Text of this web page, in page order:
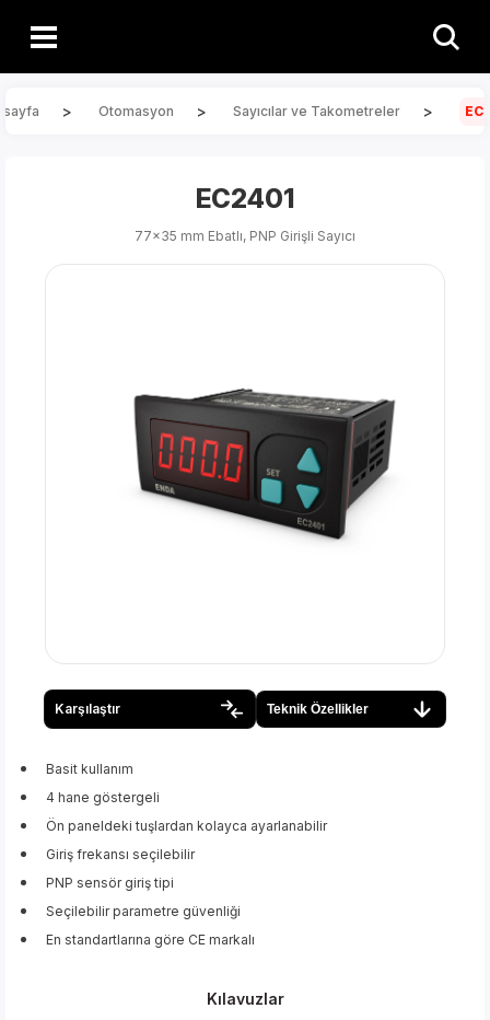
> Otomasyon > Sayıcılar ve Takometreler >
EC2401
77x35 mm Ebatlı, PNP Girişli Sayıcı
Karşılaştır Teknik Özellikler
Basit kullanım
4 hane göstergeli
Ön paneldeki tuşlardan kolayca ayarlanabilir
Giriş frekansı seçilebilir
PNP sensör giriş tipi
Seçilebilir parametre güvenliği
En standartlarına göre CE markalı
Kılavuzlar